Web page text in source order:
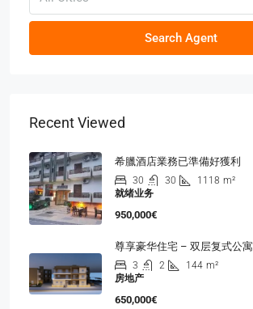
Search Agent
Recent Viewed
希臘酒店業務已準備好獲利
30 30 1118 m²
就绪业务
950,000€
尊享豪华住宅 – 双层复式公寓
3 2 144 m²
房地产
650,000€